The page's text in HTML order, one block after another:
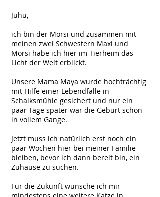
Juhu,
ich bin der Mörsi und zusammen mit
meinen zwei Schwestern Maxi und
Mörsi habe ich hier im Tierheim das
Licht der Welt erblickt.
Unsere Mama Maya wurde hochträchtig
mit Hilfe einer Lebendfalle in
Schalksmühle gesichert und nur ein
paar Tage später war die Geburt schon
in vollem Gange.
Jetzt muss ich natürlich erst noch ein
paar Wochen hier bei meiner Familie
bleiben, bevor ich dann bereit bin, ein
Zuhause zu suchen.
Für die Zukunft wünsche ich mir